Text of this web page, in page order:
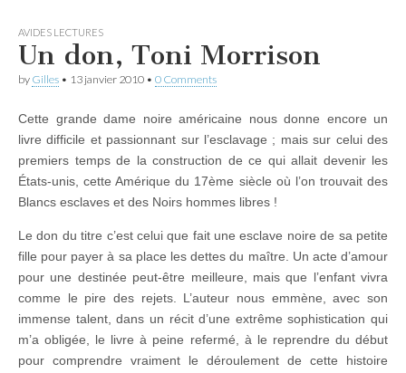
AVIDES LECTURES
Un don, Toni Morrison
by Gilles • 13 janvier 2010 • 0 Comments
Cette grande dame noire américaine nous donne encore un
livre difficile et passionnant sur l’esclavage ; mais sur celui des
premiers temps de la construction de ce qui allait devenir les
États-unis, cette Amérique du 17ème siècle où l’on trouvait des
Blancs esclaves et des Noirs hommes libres !
Le don du titre c’est celui que fait une esclave noire de sa petite
fille pour payer à sa place les dettes du maître. Un acte d’amour
pour une destinée peut-être meilleure, mais que l’enfant vivra
comme le pire des rejets. L’auteur nous emmène, avec son
immense talent, dans un récit d’une extrême sophistication qui
m’a obligée, le livre à peine refermé, à le reprendre du début
pour comprendre vraiment le déroulement de cette histoire